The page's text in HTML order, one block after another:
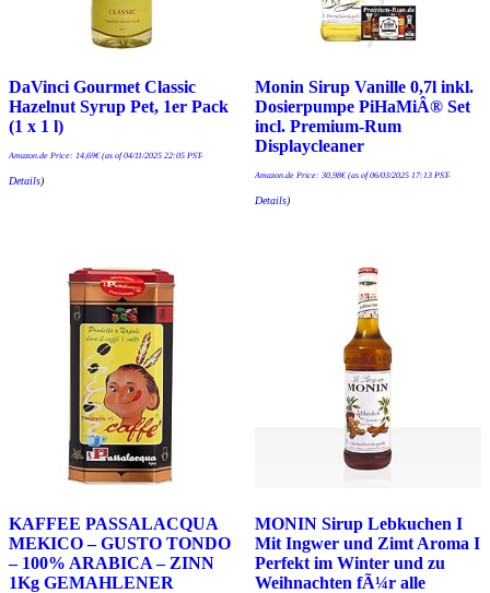
DaVinci Gourmet Classic
Hazelnut Syrup Pet, 1er Pack
(1 x 1 l)
Amazon.de Price: 14,69€(as of 04/11/2025 22:05 PST-
Details)
Monin Sirup Vanille 0,7l inkl.
Dosierpumpe PiHaMiÂ® Set
incl. Premium-Rum
Displaycleaner
Amazon.de Price: 30,98€(as of 06/03/2025 17:13 PST-
Details)
KAFFEE PASSALACQUA
MEKICO – GUSTO TONDO
– 100% ARABICA – ZINN
1Kg GEMAHLENER
MONIN Sirup Lebkuchen I
Mit Ingwer und Zimt Aroma I
Perfekt im Winter und zu
Weihnachten fÃ¼r alle